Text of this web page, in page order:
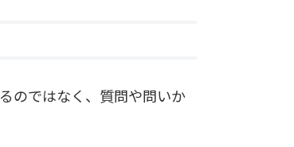
のではなく、質問や問いか